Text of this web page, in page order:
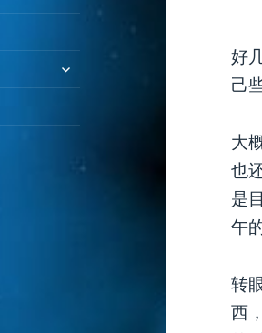
好
己
大
也
是
午
转
西